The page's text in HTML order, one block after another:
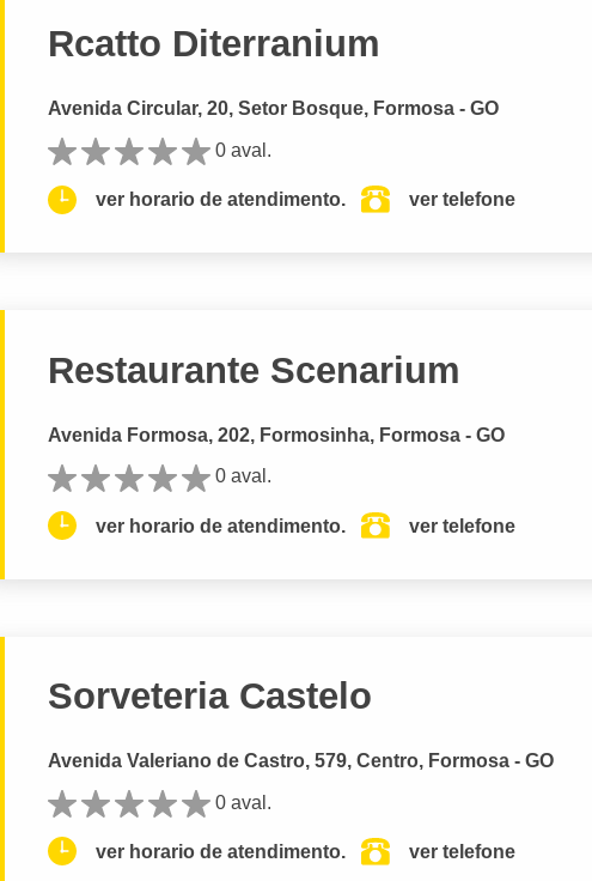
Rcatto Diterranium
Avenida Circular, 20, Setor Bosque, Formosa - GO
0 aval.
ver horario de atendimento. ver telefone
Restaurante Scenarium
Avenida Formosa, 202, Formosinha, Formosa - GO
0 aval.
ver horario de atendimento. ver telefone
Sorveteria Castelo
Avenida Valeriano de Castro, 579, Centro, Formosa - GO
0 aval.
ver horario de atendimento. ver telefone